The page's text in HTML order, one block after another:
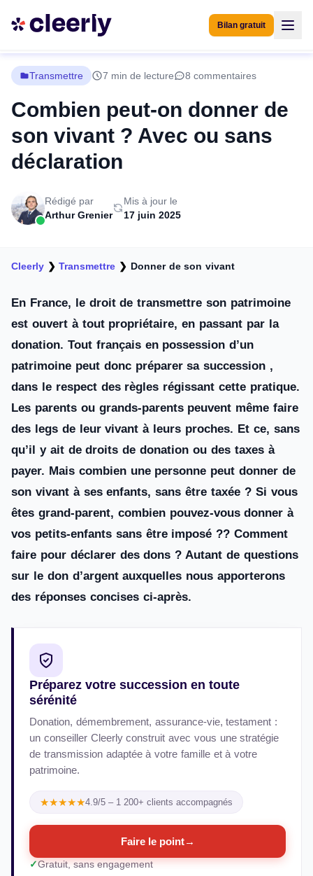
Bilan gratuit
Transmettre 7 min de lecture 8 commentaires
Combien peut-on donner de
son vivant ? Avec ou sans
déclaration
Rédigé par
Arthur Grenier
Mis à jour le
17 juin 2025
Cleerly ❯Transmettre ❯ Donner de son vivant
En France, le droit de transmettre son patrimoine
est ouvert à tout propriétaire, en passant par la
donation. Tout français en possession d’un
patrimoine peut donc préparer sa succession ,
dans le respect des règles régissant cette pratique.
Les parents ou grands-parents peuvent même faire
des legs de leur vivant à leurs proches. Et ce, sans
qu’il y ait de droits de donation ou des taxes à
payer. Mais combien une personne peut donner de
son vivant à ses enfants, sans être taxée ? Si vous
êtes grand-parent, combien pouvez-vous donner à
vos petits-enfants sans être imposé ?? Comment
faire pour déclarer des dons ? Autant de questions
sur le don d’argent auxquelles nous apporterons
des réponses concises ci-après.
Préparez votre succession en toute
sérénité
Donation, démembrement, assurance-vie, testament :
un conseiller Cleerly construit avec vous une stratégie
de transmission adaptée à votre famille et à votre
patrimoine.
★★★★★4.9/5 – 1 200+ clients accompagnés
Faire le point→
Gratuit, sans engagement